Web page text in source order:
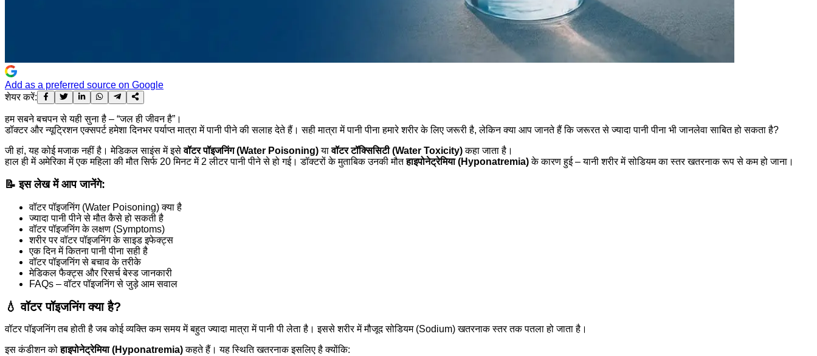
Add as a preferred source on Google
शेयर करें:
हम सबने बचपन से यही सुना है – “जल ही जीवन है”।
डॉक्टर और न्यूट्रिशन एक्सपर्ट हमेशा दिनभर पर्याप्त मात्रा में पानी पीने की सलाह देते हैं। सही मात्रा में पानी पीना हमारे शरीर के लिए जरूरी है, लेकिन क्या आप जानते हैं कि जरूरत से ज्यादा पानी पीना भी जानलेवा साबित हो सकता है?
जी हां, यह कोई मजाक नहीं है। मेडिकल साइंस में इसेवॉटर पॉइजनिंग (Water Poisoning)यावॉटर टॉक्सिसिटी (Water Toxicity)कहा जाता है।
हाल ही में अमेरिका में एक महिला की मौत सिर्फ 20 मिनट में 2 लीटर पानी पीने से हो गई। डॉक्टरों के मुताबिक उनकी मौतहाइपोनेट्रेमिया (Hyponatremia)के कारण हुई – यानी शरीर में सोडियम का स्तर खतरनाक रूप से कम हो जाना।
📝 इस लेख में आप जानेंगे:
वॉटर पॉइजनिंग (Water Poisoning) क्या है
ज्यादा पानी पीने से मौत कैसे हो सकती है
वॉटर पॉइजनिंग के लक्षण (Symptoms)
शरीर पर वॉटर पॉइजनिंग के साइड इफेक्ट्स
एक दिन में कितना पानी पीना सही है
वॉटर पॉइजनिंग से बचाव के तरीके
मेडिकल फैक्ट्स और रिसर्च बेस्ड जानकारी
FAQs – वॉटर पॉइजनिंग से जुड़े आम सवाल
💧 वॉटर पॉइजनिंग क्या है?
वॉटर पॉइजनिंग तब होती है जब कोई व्यक्ति कम समय में बहुत ज्यादा मात्रा में पानी पी लेता है। इससे शरीर में मौजूद सोडियम (Sodium) खतरनाक स्तर तक पतला हो जाता है।
इस कंडीशन कोहाइपोनेट्रेमिया (Hyponatremia)कहते हैं। यह स्थिति खतरनाक इसलिए है क्योंकि: